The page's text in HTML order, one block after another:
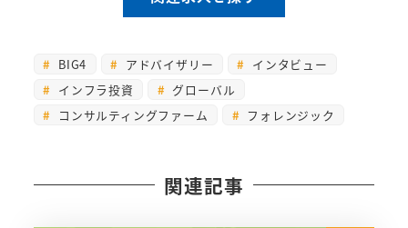
BIG4 アドバイザリー
インタビュー
インフラ投資
グローバル
コンサルティングファーム
フォレンジック
関連記事